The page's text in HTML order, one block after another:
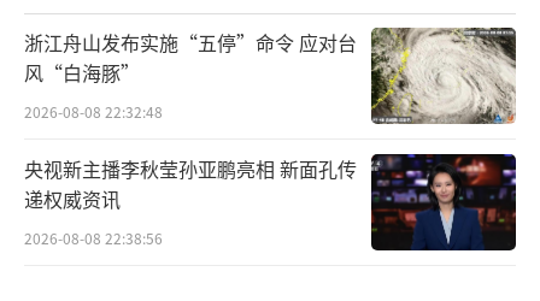
浙江舟山发布实施“五停”命令 应对台
风“白海豚”
2026-08-08 22:32:48
央视新主播李秋莹孙亚鹏亮相 新面孔传
递权威资讯
2026-08-08 22:38:56